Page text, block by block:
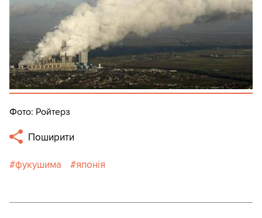
Фото: Ройтерз
Поширити
фукушима японія